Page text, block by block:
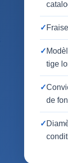
✓
✓
tige
✓
de
✓